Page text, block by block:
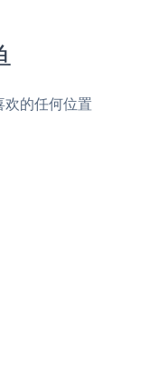
的任何位置